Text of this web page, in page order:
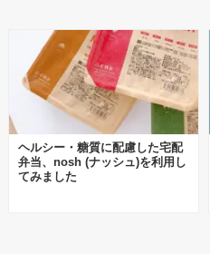
ヘルシー・糖質に配慮した宅配
弁当、nosh (ナッシュ)を利用し
てみました